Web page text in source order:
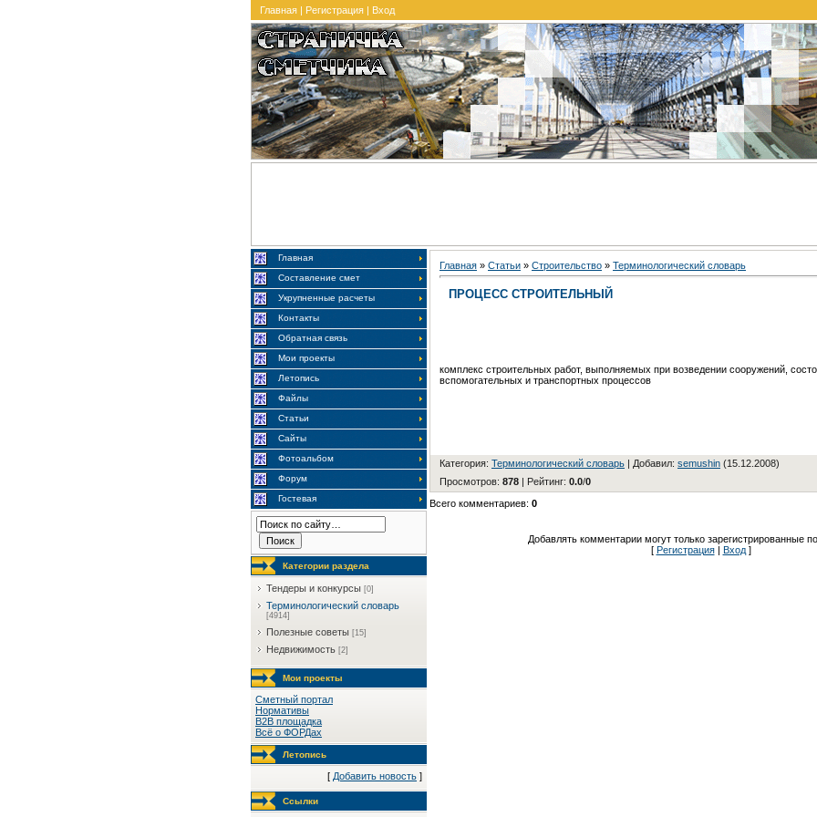
Главная | Регистрация | Вход
Главная
Составление смет
Укрупненные расчеты
Контакты
Обратная связь
Мои проекты
Летопись
Файлы
Статьи
Сайты
Фотоальбом
Форум
Гостевая
Категории раздела
Тендеры и конкурсы [0]
Терминологический словарь
[4914]
Полезные советы [15]
Недвижимость [2]
Мои проекты
Сметный портал
Нормативы
B2B площадка
Всё о ФОРДах
Летопись
[ Добавить новость ]
Ссылки
Главная » Статьи » Строительство » Терминологический словарь
ПРОЦЕСС СТРОИТЕЛЬНЫЙ
комплекс строительных работ, выполняемых при возведении сооружений,
вспомогательных и транспортных процессов
Категория: Терминологический словарь | Добавил: semushin (15.12.2008)
Просмотров: 878 | Рейтинг: 0.0/0
Всего комментариев: 0
Добавлять комментарии могут только зарегистрированные
[ Регистрация| Вход]